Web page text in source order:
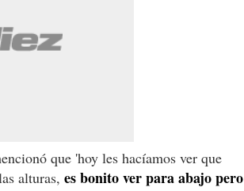
que 'hoy les hacíamos ver que
alturas, es bonito ver para abajo pero